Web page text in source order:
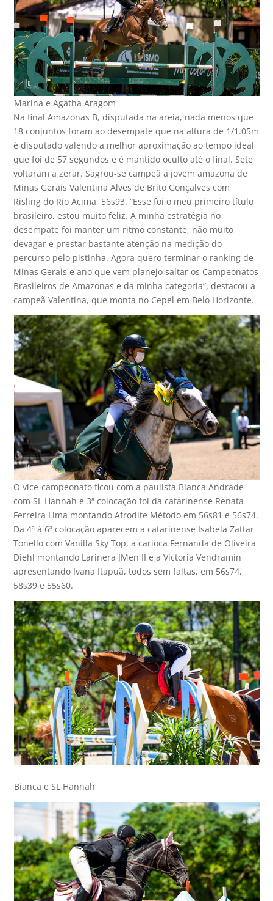
Marina e Agatha Aragom
Na final Amazonas B, disputada na areia, nada menos que
18 conjuntos foram ao desempate que na altura de 1/1.05m
é disputado valendo a melhor aproximação ao tempo ideal
que foi de 57 segundos e é mantido oculto até o final. Sete
voltaram a zerar. Sagrou-se campeã a jovem amazona de
Minas Gerais Valentina Alves de Brito Gonçalves com
Risling do Rio Acima, 56s93. “Esse foi o meu primeiro título
brasileiro, estou muito feliz. A minha estratégia no
desempate foi manter um ritmo constante, não muito
devagar e prestar bastante atenção na medição do
percurso pelo pistinha. Agora quero terminar o ranking de
Minas Gerais e ano que vem planejo saltar os Campeonatos
Brasileiros de Amazonas e da minha categoria”, destacou a
campeã Valentina, que monta no Cepel em Belo Horizonte.
O vice-campeonato ficou com a paulista Bianca Andrade
com SL Hannah e 3ª colocação foi da catarinense Renata
Ferreira Lima montando Afrodite Método em 56s81 e 56s74.
Da 4ª à 6ª colocação aparecem a catarinense Isabela Zattar
Tonello com Vanilla Sky Top, a carioca Fernanda de Oliveira
Diehl montando Larinera JMen II e a Victoria Vendramin
apresentando Ivana Itapuã, todos sem faltas, em 56s74,
58s39 e 55s60.
Bianca e SL Hannah